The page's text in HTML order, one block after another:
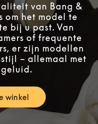
van Bang &
om het model te
bij u past. Van
of frequente
er zijn modellen
– allemaal met
winkel
Opens in New Tab